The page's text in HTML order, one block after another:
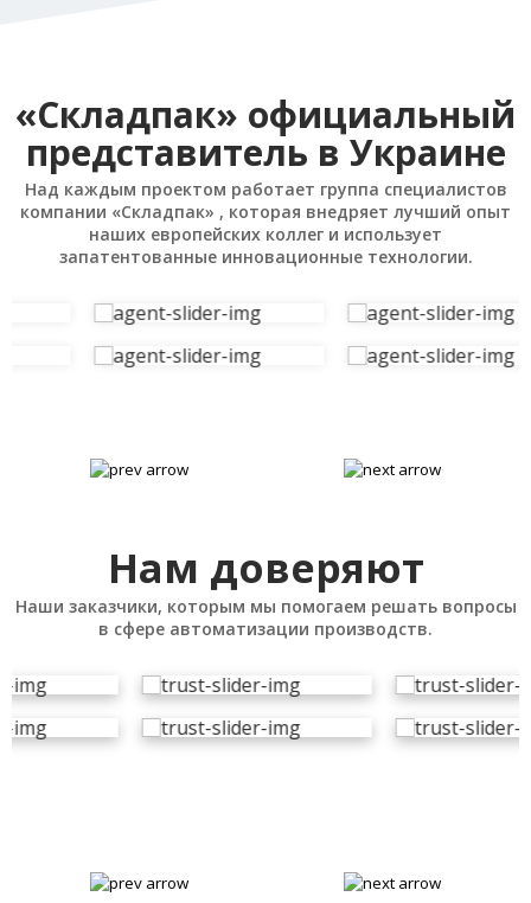
«Складпак» официальный
представитель в Украине
Над каждым проектом работает группа специалистов
компании «Складпак» , которая внедряет лучший опыт
наших европейских коллег и использует
запатентованные инновационные технологии.
Нам доверяют
Наши заказчики, которым мы помогаем решать вопросы
в сфере автоматизации производств.